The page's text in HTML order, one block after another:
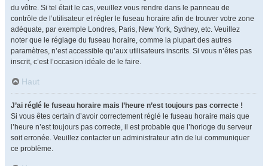
du vôtre. Si tel était le cas, veuillez vous rendre dans le panneau de
contrôle de l’utilisateur et régler le fuseau horaire afin de trouver votre zone
adéquate, par exemple Londres, Paris, New York, Sydney, etc. Veuillez
noter que le réglage du fuseau horaire, comme la plupart des autres
paramètres, n’est accessible qu’aux utilisateurs inscrits. Si vous n’êtes pas
inscrit, c’est l’occasion idéale de le faire.
Haut
J’ai réglé le fuseau horaire mais l’heure n’est toujours pas correcte !
Si vous êtes certain d’avoir correctement réglé le fuseau horaire mais que
l’heure n’est toujours pas correcte, il est probable que l’horloge du serveur
soit erronée. Veuillez contacter un administrateur afin de lui communiquer
ce problème.